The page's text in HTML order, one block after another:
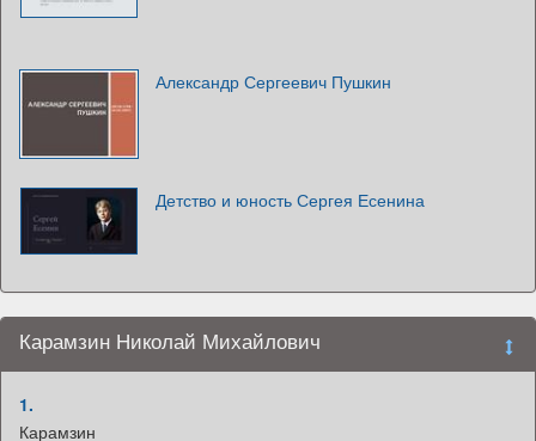
Александр Сергеевич Пушкин
Детство и юность Сергея Есенина
Карамзин Николай Михайлович
1.
Карамзин